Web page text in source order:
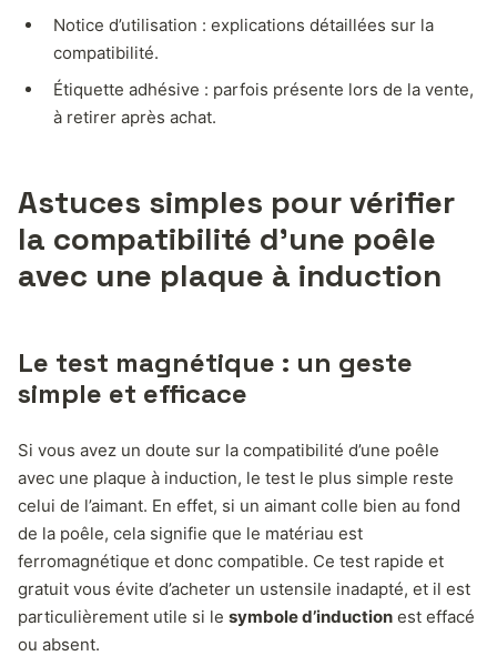
Notice d’utilisation : explications détaillées sur la
compatibilité.
Étiquette adhésive : parfois présente lors de la vente,
à retirer après achat.
Astuces simples pour vérifier
la compatibilité d’une poêle
avec une plaque à induction
Le test magnétique : un geste
simple et efficace
Si vous avez un doute sur la compatibilité d’une poêle
avec une plaque à induction, le test le plus simple reste
celui de l’aimant. En effet, si un aimant colle bien au fond
de la poêle, cela signifie que le matériau est
ferromagnétique et donc compatible. Ce test rapide et
gratuit vous évite d’acheter un ustensile inadapté, et il est
particulièrement utile si le symbole d’induction est effacé
ou absent.